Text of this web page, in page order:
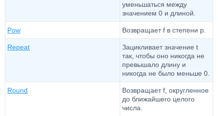
уменьшаться между
значением 0 и длиной.
Pow Возвращает f в степени p.
Repeat
Зацикливает значение t
так, чтобы оно никогда не
превышало длину и
никогда не было меньше 0.
Round
Возвращает f, округленное
до ближайшего целого
числа.